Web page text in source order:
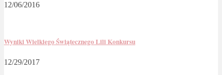
12/06/2016
Wyniki Wielkiego Świątecznego Lili Konkursu
12/29/2017